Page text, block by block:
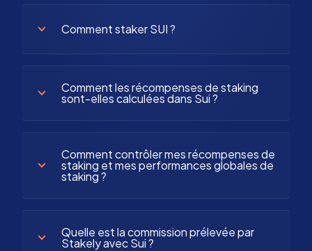
Comment staker SUI ?
Comment les récompenses de staking
sont-elles calculées dans Sui ?
Comment contrôler mes récompenses de
staking et mes performances globales de
staking ?
Quelle est la commission prélevée par
Stakely avec Sui ?